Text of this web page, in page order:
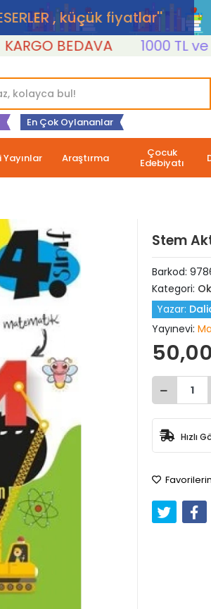
, küçük fiyatlar''
BEDAVA 1000 TL ve
En Çok Oylananlar
Yayınlar Araştırma Çocuk
Edebiyatı
Stem
Barkod:
Kategori:
Yazar:
Yayınevi:
Hızlı